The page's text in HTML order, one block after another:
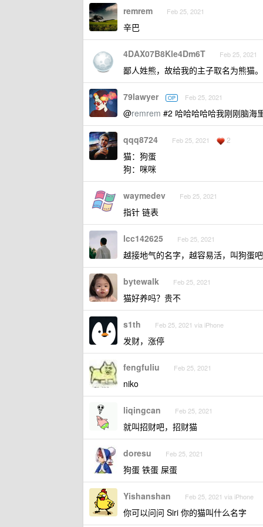
remrem Feb 25, 2021
辛巴
4DAX07B8Kle4Dm6T Feb 25, 2021
鄙人姓熊，故给我的主子取名为熊猫。
79lawyer OP Feb 25, 2021
@remrem #2 哈哈哈哈哈我刚刚脑海
qqq8724 Feb 25, 2021 2
猫：狗蛋
狗：咪咪
waymedev Feb 25, 2021
指针 链表
lcc142625 Feb 25, 2021
越接地气的名字，越容易活，叫狗蛋吧
bytewalk Feb 25, 2021
猫好养吗？贵不
s1th Feb 25, 2021 via iPhone
发财，涨停
fengfuliu Feb 25, 2021
niko
liqingcan Feb 25, 2021
就叫招财吧，招财猫
doresu Feb 25, 2021
狗蛋 铁蛋 屎蛋
Yishanshan Feb 25, 2021 via iPhone
你可以问问 Siri 你的猫叫什么名字